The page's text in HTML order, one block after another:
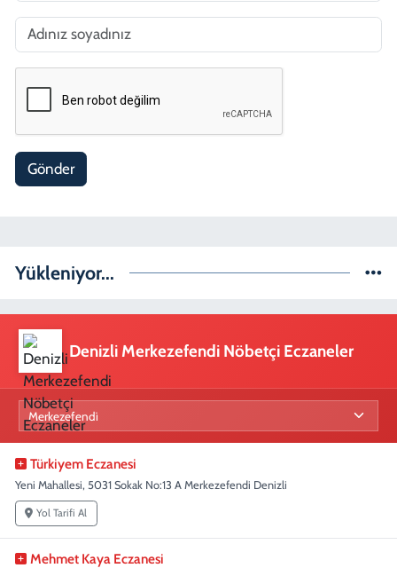
Gönder
Yükleniyor...
Denizli Merkezefendi Nöbetçi Eczaneler
Türkiyem Eczanesi
Yeni Mahallesi, 5031 Sokak No:13 A Merkezefendi Denizli
Yol Tarifi Al
Mehmet Kaya Eczanesi